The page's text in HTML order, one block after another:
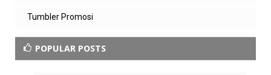
Tumbler Promosi
POPULAR POSTS